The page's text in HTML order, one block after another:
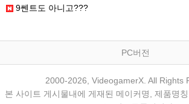
9쎈트도 아니고???
PC버전
2000-2026, VideogamerX. All Rights
본 사이트 게시물내에 게재된 메이커명, 제품명